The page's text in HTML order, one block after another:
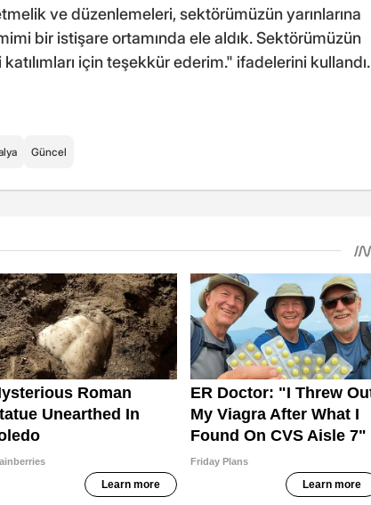
ve düzenlemeleri, sektörümüzün yarınlarına
bir istişare ortamında ele aldık. Sektörümüzün
için teşekkür ederim." ifadelerini kullandı.
Güncel